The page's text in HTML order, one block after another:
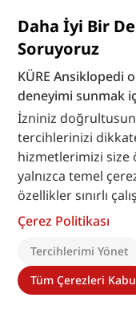
Daha İyi Bir
Soruyoruz
KÜRE Ansiklopedi
deneyimi sunmak
İzniniz
tercihlerinizi
hizmetlerimizi size
yalnızca temel
özellikler sınırlı
Çerez Politikası
Tercihlerimi Yönet
Tüm Çerezleri
#Ohrid #
#Üsküp
İçindekiler
Ohri (Ohrid) -
Gezilecek Yerler
Üsküp (Skopje) -
Başkent
Gezilecek Yerler
Manastır (Bitola) -
Gezilecek Yerler
Struga - Şiir ve
Gezilecek Yerler